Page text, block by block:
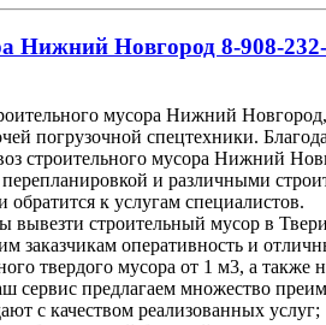
Нижний Новгород 8-908-
мусора Нижний
погрузочной спецтехники.
строительного мусора Нижний
и различными
к услугам специалистов.
вывезти строительный мусор в
заказчикам оперативность и
твердого мусора от 1 м3, а также
предлагаем множество
с качеством реализованных услуг;